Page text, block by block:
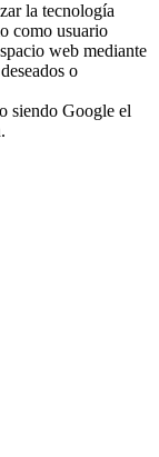
la tecnología
como usuario
web mediante
o
siendo Google el